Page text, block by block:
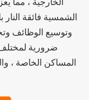
الخارجية ، مما
الشمسية فائقة النار
وتوسيع الوظائف
ضرورية لمختلف
المساكن الخاصة ،